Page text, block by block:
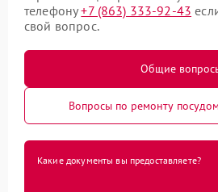
телефону+7 (863) 333-92-43
свой вопрос.
Общие
Вопросы по ремонту
Какие документы вы предоставляете?